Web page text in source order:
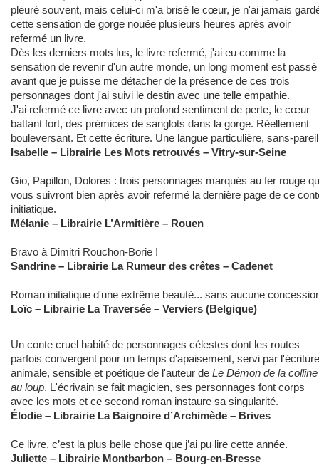
pleuré souvent, mais celui-ci m'a brisé le cœur, je n'ai jamais
cette sensation de gorge nouée plusieurs heures après avoir
refermé un livre.
Dès les derniers mots lus, le livre refermé, j'ai eu comme la
sensation de revenir d'un autre monde, un long moment est passé
avant que je puisse me détacher de la présence de ces trois
personnages dont j'ai suivi le destin avec une telle empathie.
J'ai refermé ce livre avec un profond sentiment de perte, le cœur
battant fort, des prémices de sanglots dans la gorge. Réellement
bouleversant. Et cette écriture. Une langue particulière, sans-
Isabelle – Librairie Les Mots retrouvés – Vitry-sur-Seine
Gio, Papillon, Dolores : trois personnages marqués au fer rouge
vous suivront bien après avoir refermé la dernière page de ce
initiatique.
Mélanie – Librairie L’Armitière – Rouen
Bravo à Dimitri Rouchon-Borie !
Sandrine – Librairie La Rumeur des crêtes – Cadenet
Roman initiatique d'une extrême beauté... sans aucune
Loïc – Librairie La Traversée – Verviers (Belgique)
Un conte cruel habité de personnages célestes dont les routes
parfois convergent pour un temps d'apaisement, servi par l'écriture
animale, sensible et poétique de l'auteur de Le Démon de la colline
au loup. L'écrivain se fait magicien, ses personnages font corps
avec les mots et ce second roman instaure sa singularité.
Élodie – Librairie La Baignoire d’Archimède – Brives
Ce livre, c’est la plus belle chose que j’ai pu lire cette année.
Juliette – Librairie Montbarbon – Bourg-en-Bresse